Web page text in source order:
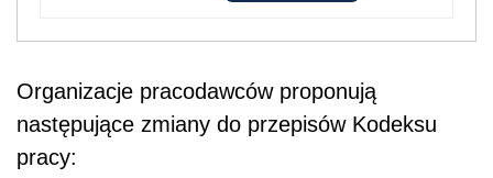
Organizacje pracodawców proponują
następujące zmiany do przepisów Kodeksu
pracy: